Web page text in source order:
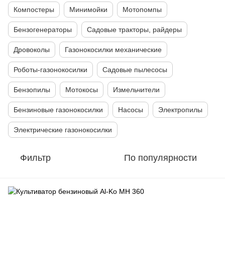
Компостеры Минимойки Мотопомпы
Бензогенераторы Садовые тракторы, райдеры
Дровоколы Газонокосилки механические
Роботы-газонокосилки Садовые пылесосы
Бензопилы Мотокосы Измельчители
Бензиновые газонокосилки Насосы Электропилы
Электрические газонокосилки
Фильтр По популярности